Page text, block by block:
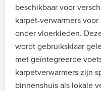
beschikbaar voor
karpet-verwarmers
onder vloerkleden.
wordt gebruiksklaar
met geïntegreerde
karpetverwarmers zijn
binnenshuis als lokale